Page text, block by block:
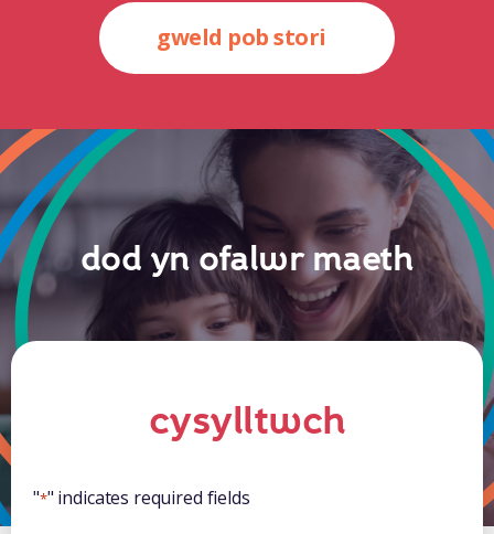
gweld pob stori
dod yn ofalwr maeth
cysylltwch
"*" indicates required fields